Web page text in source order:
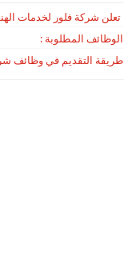
تعلن شركة فلور لخدمات
الوظائف المطلوبة :
طريقة التقديم في وظائف